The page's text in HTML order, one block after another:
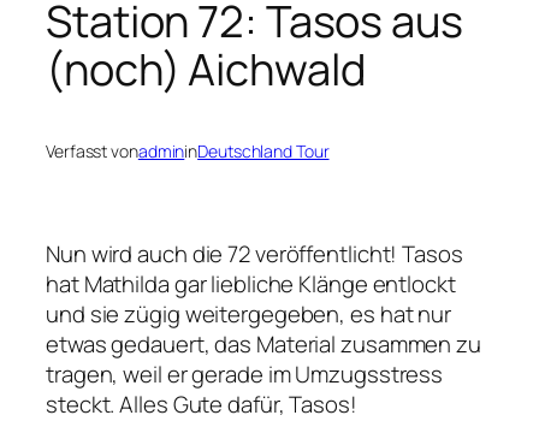
Station 72: Tasos aus
(noch) Aichwald
Verfasst vonadmininDeutschland Tour
Nun wird auch die 72 veröffentlicht! Tasos
hat Mathilda gar liebliche Klänge entlockt
und sie zügig weitergegeben, es hat nur
etwas gedauert, das Material zusammen zu
tragen, weil er gerade im Umzugsstress
steckt. Alles Gute dafür, Tasos!